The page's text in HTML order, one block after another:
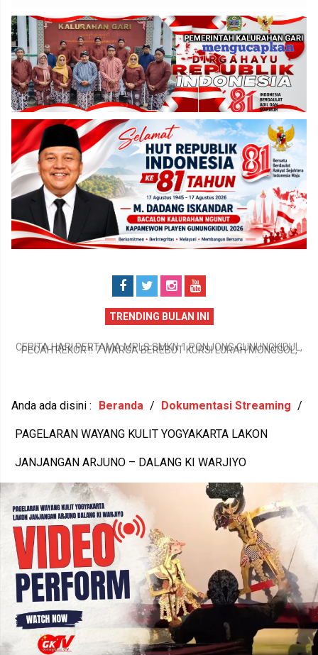
TRENDING BULAN INI
PECAH REKOR !! 7 WARGA BEREBUT KURSI LURAH MONGGOL,
Anda ada disini : Beranda / Dokumentasi Streaming /
PAGELARAN WAYANG KULIT YOGYAKARTA LAKON
JANJANGAN ARJUNO – DALANG KI WARJIYO